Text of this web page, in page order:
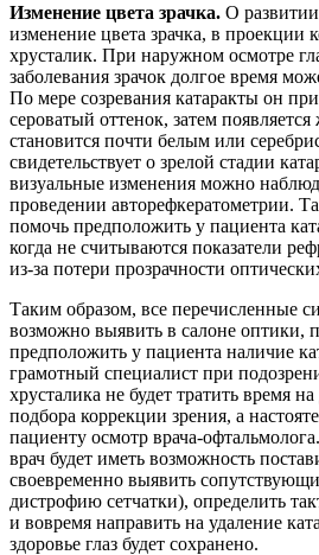
Изменение цвета зрачка. О
изменение цвета зрачка, в проекции
хрусталик. При наружном осмотре
заболевания зрачок долгое время
По мере созревания катаракты он
сероватый оттенок, затем
становится почти белым или
свидетельствует о зрелой стадии
визуальные изменения можно
проведении авторефкератометрии.
помочь предположить у пациента
когда не считываются показатели
из-за потери прозрачности
Таким образом, все перечисленные
возможно выявить в салоне оптики,
предположить у пациента наличие
грамотный специалист при
хрусталика не будет тратить время
подбора коррекции зрения, а
пациенту осмотр врача-
врач будет иметь возможность
своевременно выявить
дистрофию сетчатки), определить
и вовремя направить на удаление
здоровье глаз будет сохранено.